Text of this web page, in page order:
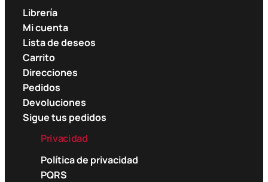
Librería
Mi cuenta
Lista de deseos
Carrito
Direcciones
Pedidos
Devoluciones
Sigue tus pedidos
Privacidad
Política de privacidad
PQRS